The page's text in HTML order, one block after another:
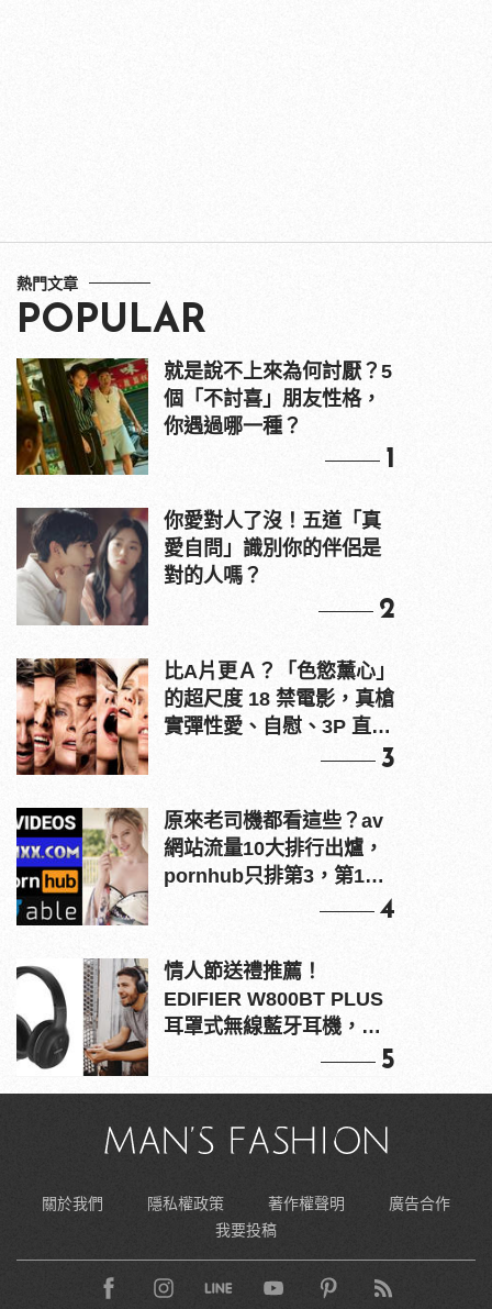
熱門文章
POPULAR
就是說不上來為何討厭？5
個「不討喜」朋友性格，
你遇過哪一種？
1
你愛對人了沒！五道「真
愛自問」識別你的伴侶是
對的人嗎？
2
比A片更Ａ？「色慾薰心」
的超尺度 18 禁電影，真槍
實彈性愛、自慰、3P 直接
3
原來老司機都看這些？av
網站流量10大排行出爐，
pornhub只排第3，第1名
4
情人節送禮推薦！
EDIFIER W800BT PLUS
耳罩式無線藍牙耳機，在
5
關於我們 隱私權政策 著作權聲明
廣告合作
我要投稿